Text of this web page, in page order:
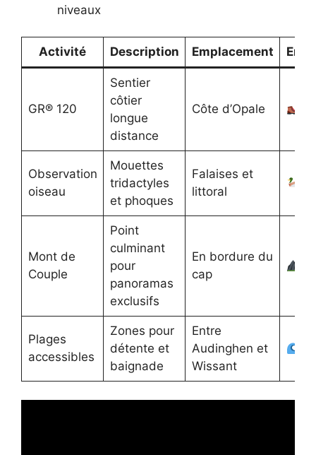
niveaux
Activité Description Emplacement
GR® 120
Sentier
côtier
longue
distance
Côte d’Opale
Observation
oiseau
Mouettes
tridactyles
et phoques
Falaises et
littoral
Mont de
Couple
Point
culminant
pour
panoramas
exclusifs
En bordure du
cap
Plages
accessibles
Zones pour
détente et
baignade
Entre
Audinghen et
Wissant